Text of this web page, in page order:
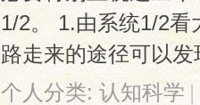
1/2。 1.由系统1/2
路走来的途径可以
个人分类: 认知科学 |